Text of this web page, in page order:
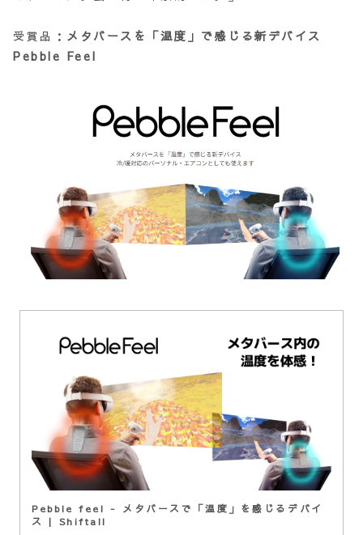
受賞品： メタバースを「温度」で感じる新デバイス
Pebble Feel
Pebble feel - メタバースで「温度」を感じるデバイ
ス | Shiftall